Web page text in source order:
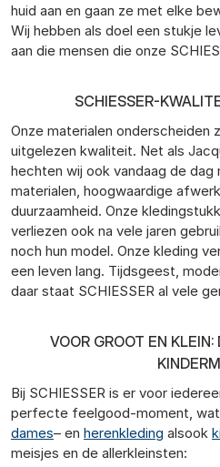
huid aan en gaan ze met elke
Wij hebben als doel een stukje
aan die mensen die onze
SCHIESSER-
Onze materialen onderscheiden
uitgelezen kwaliteit. Net als
hechten wij ook vandaag de dag
materialen, hoogwaardige
duurzaamheid. Onze
verliezen ook na vele jaren
noch hun model. Onze kleding
een leven lang. Tijdsgeest,
daar staat SCHIESSER al vele
VOOR GROOT EN
Bij SCHIESSER is er voor
perfecte feelgood-moment, wat
dames– en herenkleding alsook
meisjes en de allerkleinsten: